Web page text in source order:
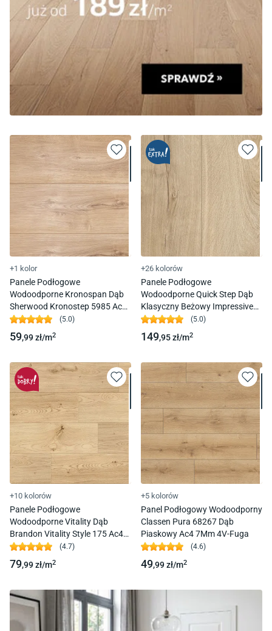
+1 kolor
Panele Podłogowe
Wodoodporne Kronospan Dąb
Sherwood Kronostep 5985 Ac5
8Mm
(5.0)
59,99zł/m2
+26 kolorów
Panele Podłogowe
Wodoodporne Quick Step Dąb
Klasyczny Beżowy Impressive
Im1847 Ac4 8Mm 4V-Fuga
(5.0)
149,95zł/m2
+10 kolorów
Panele Podłogowe
Wodoodporne Vitality Dąb
Brandon Vitality Style 175 Ac4
8Mm 4V-Fuga
(4.7)
79,99zł/m2
+5 kolorów
Panel Podłogowy Wodoodporny
Classen Pura 68267 Dąb
Piaskowy Ac4 7Mm 4V-Fuga
(4.6)
49,99zł/m2